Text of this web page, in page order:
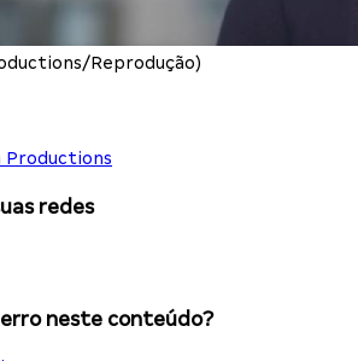
Reprodução)
Productions
redes
neste conteúdo?